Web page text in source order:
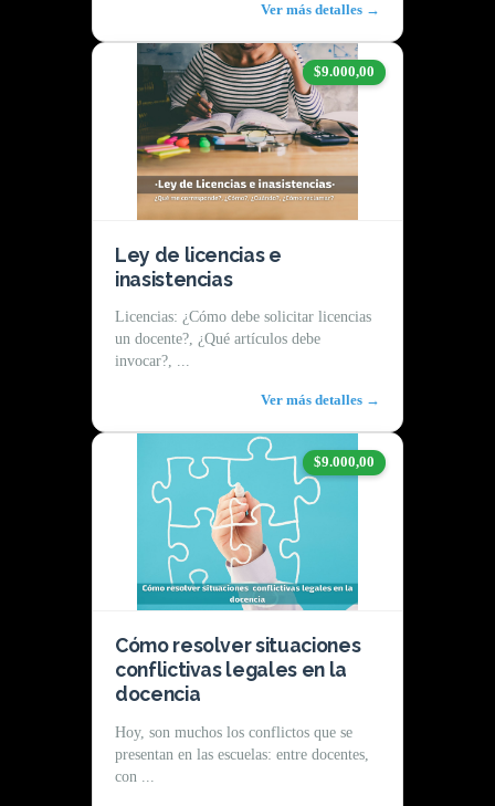
Ver más detalles →
$9.000,00
Ley de licencias e
inasistencias
Licencias: ¿Cómo debe solicitar licencias
un docente?, ¿Qué artículos debe
invocar?, ...
Ver más detalles →
$9.000,00
Cómo resolver situaciones
conflictivas legales en la
docencia
Hoy, son muchos los conflictos que se
presentan en las escuelas: entre docentes,
con ...